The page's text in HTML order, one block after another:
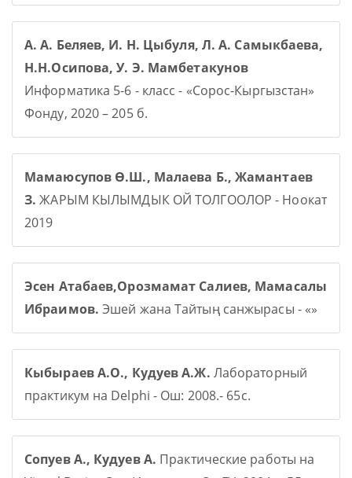
А. А. Беляев, И. Н. Цыбуля, Л. А. Самыкбаева,
Н.Н.Осипова, У. Э. Мамбетакунов
Информатика 5-6 - класс - «Сорос-Кыргызстан»
Фонду, 2020 – 205 б.
Мамаюсупов Ө.Ш., Малаева Б., Жамантаев
З. ЖАРЫМ КЫЛЫМДЫК ОЙ ТОЛГООЛОР - Ноокат
2019
Эсен Атабаев,Орозмамат Салиев, Мамасалы
Ибраимов. Эшей жана Тайтың санжырасы - «»
Кыбыраев А.О., Кудуев А.Ж. Лабораторный
практикум на Delphi - Ош: 2008.- 65с.
Сопуев А., Кудуев А. Практические работы на